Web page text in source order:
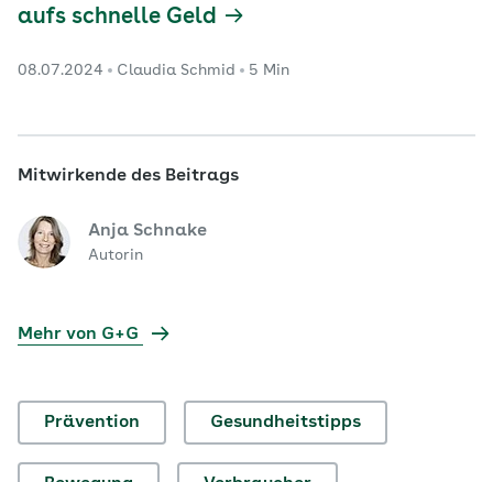
aufs schnelle Geld
08.07.2024 Claudia Schmid 5 Min
Mitwirkende des Beitrags
Anja Schnake
Autorin
Mehr von G+G
Prävention Gesundheitstipps